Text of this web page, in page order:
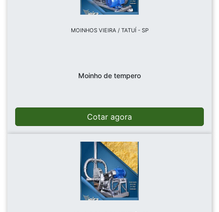
MOINHOS VIEIRA / TATUÍ - SP
Moinho de tempero
Cotar agora